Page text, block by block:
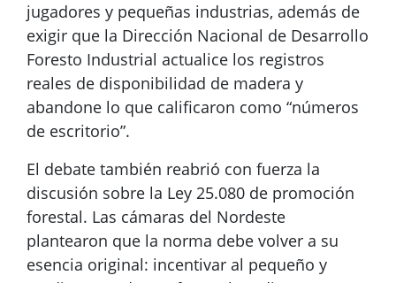
jugadores y pequeñas industrias, además de
exigir que la Dirección Nacional de Desarrollo
Foresto Industrial actualice los registros
reales de disponibilidad de madera y
abandone lo que calificaron como “números
de escritorio”.
El debate también reabrió con fuerza la
discusión sobre la Ley 25.080 de promoción
forestal. Las cámaras del Nordeste
plantearon que la norma debe volver a su
esencia original: incentivar al pequeño y